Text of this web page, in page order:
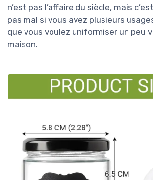
n’est pas l’affaire du siècle, mais
pas mal si vous avez plusieurs
que vous voulez uniformiser un peu
maison.